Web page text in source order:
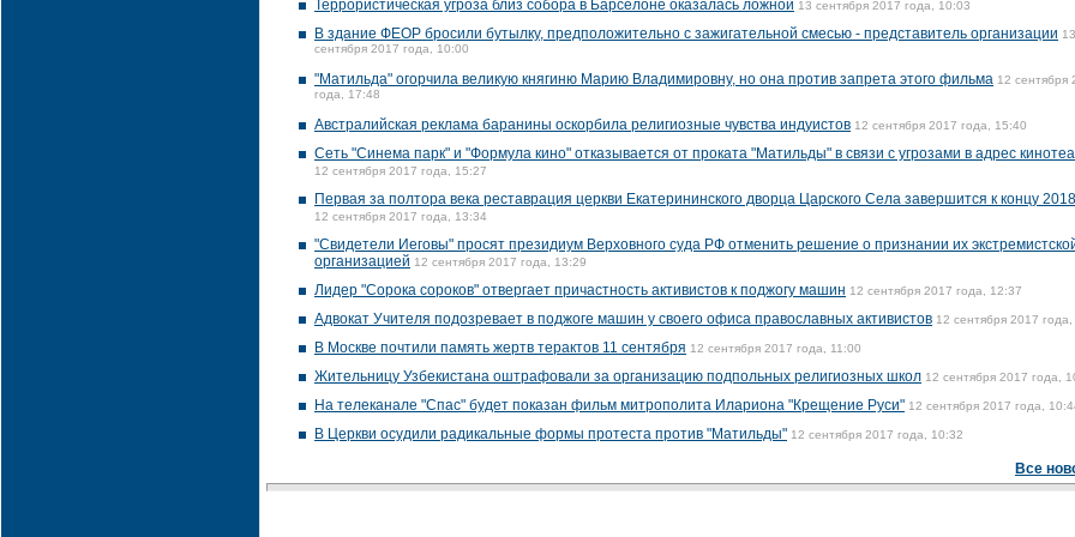
Террористическая угроза близ собора в Барселоне оказалась ложной 13 сентября 2017 года, 10:03
В здание ФЕОР бросили бутылку, предположительно с зажигательной смесью - представитель организации 13
сентября 2017 года, 10:00
"Матильда" огорчила великую княгиню Марию Владимировну, но она против запрета этого фильма 12 сентября
года, 17:48
Австралийская реклама баранины оскорбила религиозные чувства индуистов 12 сентября 2017 года, 15:40
Сеть "Синема парк" и "Формула кино" отказывается от проката "Матильды" в связи с угрозами в адрес
12 сентября 2017 года, 15:27
Первая за полтора века реставрация церкви Екатерининского дворца Царского Села завершится к концу
12 сентября 2017 года, 13:34
"Свидетели Иеговы" просят президиум Верховного суда РФ отменить решение о признании их
организацией 12 сентября 2017 года, 13:29
Лидер "Сорока сороков" отвергает причастность активистов к поджогу машин 12 сентября 2017 года, 12:37
Адвокат Учителя подозревает в поджоге машин у своего офиса православных активистов 12 сентября 2017 года,
В Москве почтили память жертв терактов 11 сентября 12 сентября 2017 года, 11:00
Жительницу Узбекистана оштрафовали за организацию подпольных религиозных школ 12 сентября 2017 года,
На телеканале "Спас" будет показан фильм митрополита Илариона "Крещение Руси" 12 сентября 2017 года,
В Церкви осудили радикальные формы протеста против "Матильды" 12 сентября 2017 года, 10:32
Все